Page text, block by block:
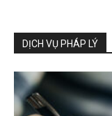
DỊCH VỤ PHÁP LÝ